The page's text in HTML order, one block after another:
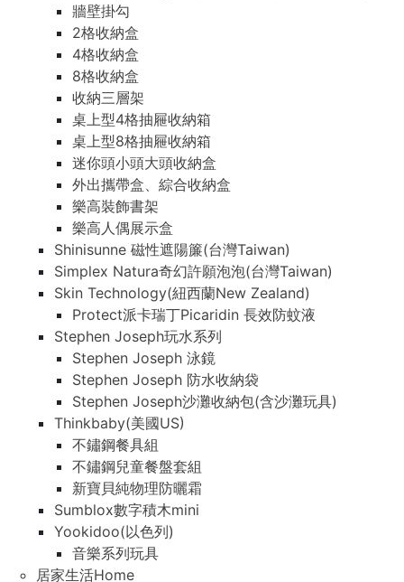
牆壁掛勾
2格收納盒
4格收納盒
8格收納盒
收納三層架
桌上型4格抽屜收納箱
桌上型8格抽屜收納箱
迷你頭小頭大頭收納盒
外出攜帶盒、綜合收納盒
樂高裝飾書架
樂高人偶展示盒
Shinisunne 磁性遮陽簾(台灣Taiwan)
Simplex Natura奇幻許願泡泡(台灣Taiwan)
Skin Technology(紐西蘭New Zealand)
Protect派卡瑞丁Picaridin 長效防蚊液
Stephen Joseph玩水系列
Stephen Joseph 泳鏡
Stephen Joseph 防水收納袋
Stephen Joseph沙灘收納包(含沙灘玩具)
Thinkbaby(美國US)
不鏽鋼餐具組
不鏽鋼兒童餐盤套組
新寶貝純物理防曬霜
Sumblox數字積木mini
Yookidoo(以色列)
音樂系列玩具
居家生活Home